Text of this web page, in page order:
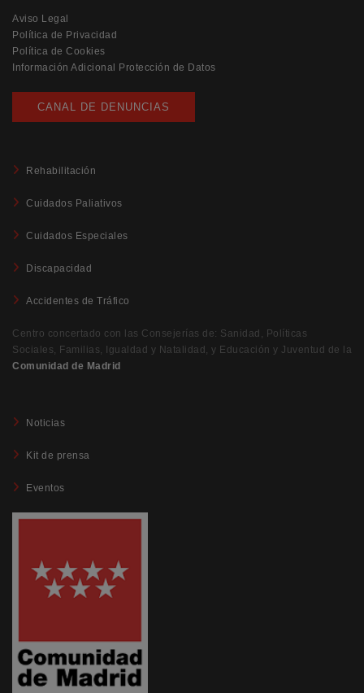
Aviso Legal
Política de Privacidad
Política de Cookies
Información Adicional Protección de Datos
CANAL DE DENUNCIAS
Rehabilitación
Cuidados Paliativos
Cuidados Especiales
Discapacidad
Accidentes de Tráfico
Centro concertado con las Consejerías de: Sanidad, Políticas
Sociales, Familias, Igualdad y Natalidad, y Educación y Juventud de la
Comunidad de Madrid
Noticias
Kit de prensa
Eventos